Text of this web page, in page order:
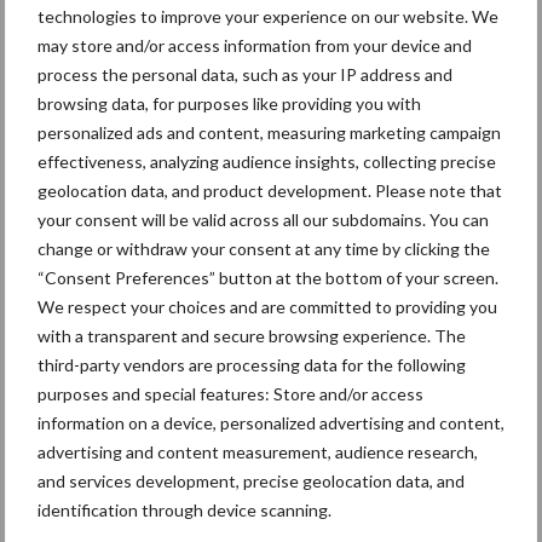
technologies to improve your experience on our website. We
may store and/or access information from your device and
process the personal data, such as your IP address and
browsing data, for purposes like providing you with
personalized ads and content, measuring marketing campaign
effectiveness, analyzing audience insights, collecting precise
geolocation data, and product development. Please note that
your consent will be valid across all our subdomains. You can
change or withdraw your consent at any time by clicking the
“Consent Preferences” button at the bottom of your screen.
We respect your choices and are committed to providing you
with a transparent and secure browsing experience. The
third-party vendors are processing data for the following
purposes and special features: Store and/or access
information on a device, personalized advertising and content,
advertising and content measurement, audience research,
and services development, precise geolocation data, and
identification through device scanning.
3 aug
Vlaamse mestbalans in evenwicht
dankzij groei van
verwerkingscapaciteit
3 aug
Intacte beren houden kan in de bio-
varkenshouderij, maar dan moet
alles kloppen
Toon meer